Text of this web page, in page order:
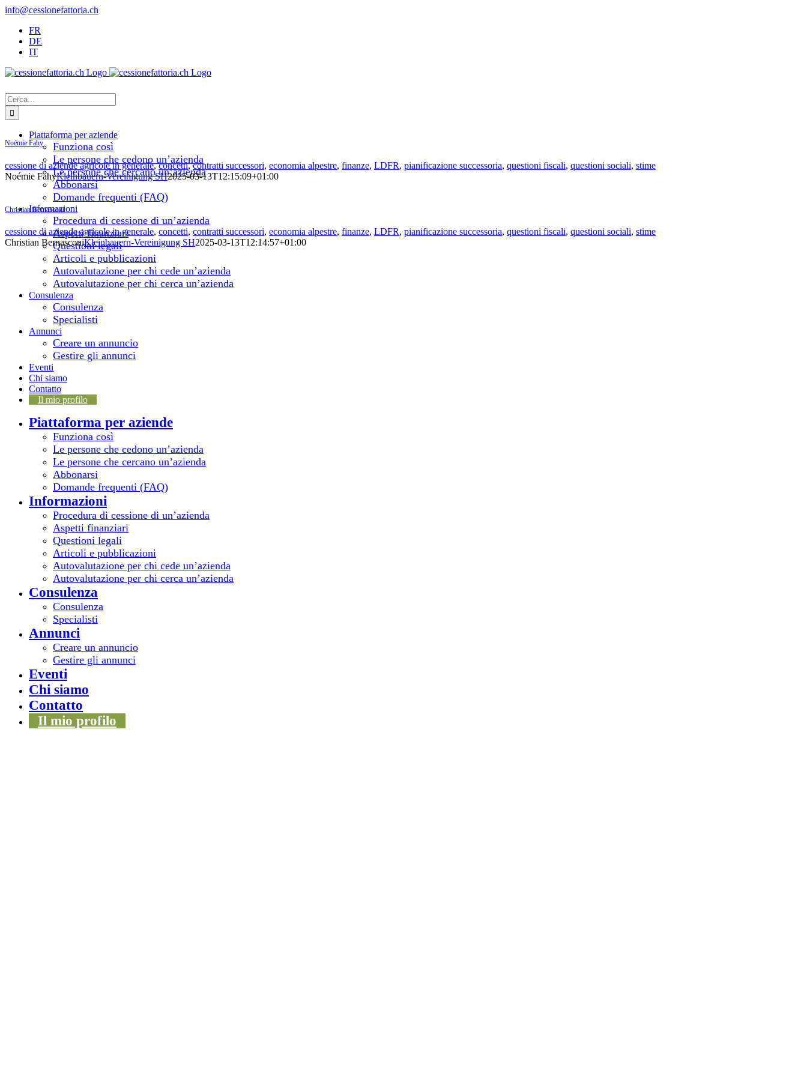
Salta
contenuto
info@cessionefattoria.ch
FR
DE
IT
Cerca
per:
Piattaforma per aziende
Funziona così
Le persone che cedono un’azienda
Le persone che cercano un’azienda
Abbonarsi
Domande frequenti (FAQ)
Informazioni
Procedura di cessione di un’azienda
Aspetti finanziari
Questioni legali
Articoli e pubblicazioni
Autovalutazione per chi cede un’azienda
Autovalutazione per chi cerca un’azienda
Consulenza
Consulenza
Specialisti
Annunci
Creare un annuncio
Gestire gli annunci
Eventi
Chi siamo
Contatto
Il mio profilo
Piattaforma per aziende
Funziona così
Le persone che cedono un’azienda
Le persone che cercano un’azienda
Abbonarsi
Domande frequenti (FAQ)
Informazioni
Procedura di cessione di un’azienda
Aspetti finanziari
Questioni legali
Articoli e pubblicazioni
Autovalutazione per chi cede un’azienda
Autovalutazione per chi cerca un’azienda
Consulenza
Consulenza
Specialisti
Annunci
Creare un annuncio
Gestire gli annunci
Eventi
Chi siamo
Contatto
Il mio profilo
Noémie Fahy
cessione di aziende agricole in generale,concetti,contratti successori, economia alpestre, finanze, LDFR, pianificazione successoria, questioni fiscali, questioni sociali, stime
Noémie FahyKleinbauern-Vereinigung SH2025-03-13T12:15:09+01:00
Christian Bernasconi
cessione di aziende agricole in generale, concetti, contratti successori, economia alpestre, finanze, LDFR, pianificazione successoria, questioni fiscali, questioni sociali, stime
Christian BernasconiKleinbauern-Vereinigung SH2025-03-13T12:14:57+01:00